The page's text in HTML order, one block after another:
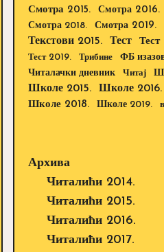
Смотра 2015. Смотра 2016.
Смотра 2018. Смотра 2019.
Текстови 2015. Тест Тест
Тест 2019.
Трибине ФБ
Читалачки дневник
Читај
Школе 2015. Школе 2016.
Школе 2018.
Школе 2019.
Архива
Читалићи 2014.
Читалићи 2015.
Читалићи 2016.
Читалићи 2017.